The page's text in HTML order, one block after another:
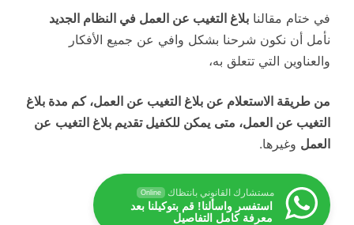
في ختام مقالنا بلاغ التغيب عن العمل في النظام الجديد
نأمل أن نكون شرحنا بشكل وافي عن جميع الأفكار
والعناوين التي تتعلق به،
من طريقة الاستعلام عن بلاغ التغيب عن العمل، كم مدة بلاغ
التغيب عن العمل، متى يمكن للكفيل تقديم بلاغ التغيب عن
العمل وغيرها.
مستشارك القانوني بانتظاك Online
استفسر واسألنا! قم بتوكيلنا بعد
معرفة كامل التفاصيل